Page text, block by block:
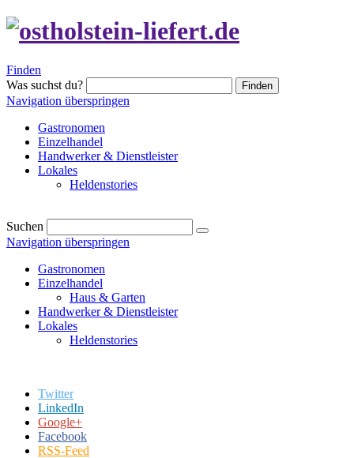
Finden
Was suchst du?
Finden
Navigation überspringen
Gastronomen
Einzelhandel
Handwerker & Dienstleister
Lokales
Heldenstories
Suchen
Navigation überspringen
Gastronomen
Einzelhandel
Haus & Garten
Handwerker & Dienstleister
Lokales
Heldenstories
Twitter
LinkedIn
Google+
Facebook
RSS-Feed